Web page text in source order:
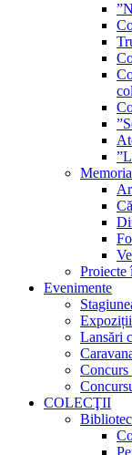
Proiecte
Evenimente
Lansări
COLECŢII